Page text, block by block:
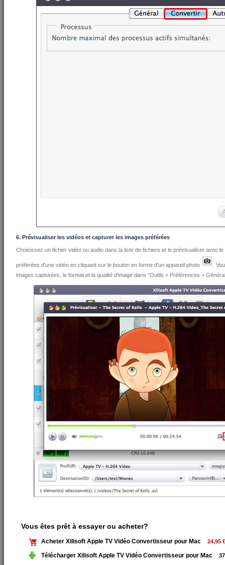
6. Prévisualiser les vidéos et capturer les images préférées
Choisissez un fichier vidéo ou audio dans la liste de fichiers et le prévisualiser avec
préférées d'une vidéo en cliquant sur le bouton en forme d'un appareil photo
.
images capturées, le format et la qualité d'image dans "Outils > Préférences >
Vous êtes prêt à essayer ou acheter?
Acheter Xilisoft Apple TV Vidéo Convertisseur pour Mac 24,95 €
Télécharger Xilisoft Apple TV Vidéo Convertisseur pour Mac